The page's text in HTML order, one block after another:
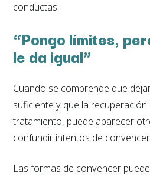
conductas.
“Pongo límites,
le da igual”
Cuando se comprende que
suficiente y que la recuperación
tratamiento, puede aparecer
confundir intentos de
Las formas de convencer